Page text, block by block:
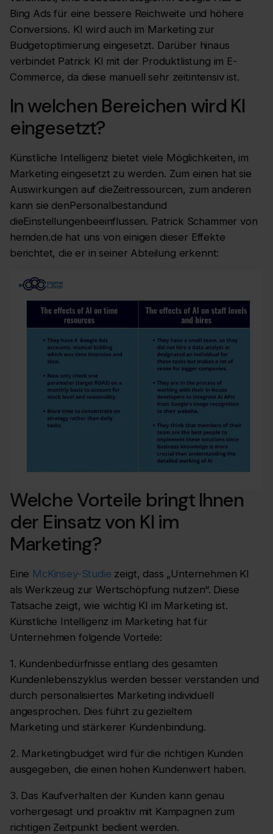
Bing Ads für eine bessere Reichweite und höhere
Conversions. KI wird auch im Marketing zur
Budgetoptimierung eingesetzt. Darüber hinaus
verbindet Patrick KI mit der Produktlistung im E-
Commerce, da diese manuell sehr zeitintensiv ist.
In welchen Bereichen wird KI
eingesetzt?
Künstliche Intelligenz bietet viele Möglichkeiten, im
Marketing eingesetzt zu werden. Zum einen hat sie
Auswirkungen auf dieZeitressourcen, zum anderen
kann sie denPersonalbestandund
dieEinstellungenbeeinflussen. Patrick Schammer von
hemden.de hat uns von einigen dieser Effekte
berichtet, die er in seiner Abteilung erkennt:
Welche Vorteile bringt Ihnen
der Einsatz von KI im
Marketing?
Eine McKinsey-Studie zeigt, dass „Unternehmen KI
als Werkzeug zur Wertschöpfung nutzen“. Diese
Tatsache zeigt, wie wichtig KI im Marketing ist.
Künstliche Intelligenz im Marketing hat für
Unternehmen folgende Vorteile:
1. Kundenbedürfnisse entlang des gesamten
Kundenlebenszyklus werden besser verstanden und
durch personalisiertes Marketing individuell
angesprochen. Dies führt zu gezieltem
Marketing und stärkerer Kundenbindung.
2. Marketingbudget wird für die richtigen Kunden
ausgegeben, die einen hohen Kundenwert haben.
3. Das Kaufverhalten der Kunden kann genau
vorhergesagt und proaktiv mit Kampagnen zum
richtigen Zeitpunkt bedient werden.